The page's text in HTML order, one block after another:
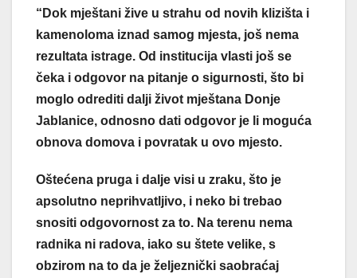
“Dok mještani žive u strahu od novih klizišta i
kamenoloma iznad samog mjesta, još nema
rezultata istrage. Od institucija vlasti još se
čeka i odgovor na pitanje o sigurnosti, što bi
moglo odrediti dalji život mještana Donje
Jablanice, odnosno dati odgovor je li moguća
obnova domova i povratak u ovo mjesto.
Oštećena pruga i dalje visi u zraku, što je
apsolutno neprihvatljivo, i neko bi trebao
snositi odgovornost za to. Na terenu nema
radnika ni radova, iako su štete velike, s
obzirom na to da je željeznički saobraćaj